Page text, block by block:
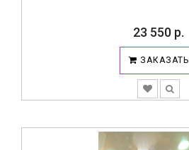
23 550 р.
ЗАКАЗАТЬ